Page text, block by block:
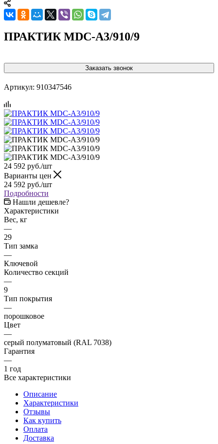
ПРАКТИК MDC-A3/910/9
Заказать звонок
Артикул: 910347546
24 592 руб./шт
Варианты цен
24 592 руб./шт
Подробности
Нашли дешевле?
Характеристики
Вес, кг
—
29
Тип замка
—
Ключевой
Количество секций
—
9
Тип покрытия
—
порошковое
Цвет
—
серый полуматовый (RAL 7038)
Гарантия
—
1 год
Все характеристики
Описание
Характеристики
Отзывы
Как купить
Оплата
Доставка